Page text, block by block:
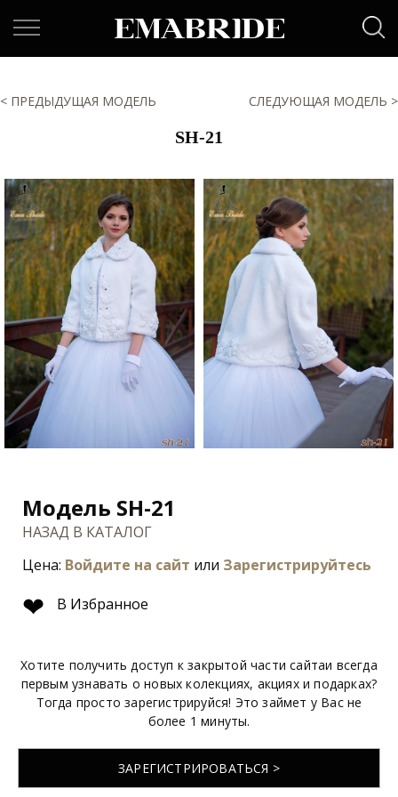
< ПРЕДЫДУЩАЯ МОДЕЛЬ СЛЕДУЮЩАЯ МОДЕЛЬ >
SH-21
Модель SH-21
НАЗАД В КАТАЛОГ
Цена: Войдите на сайт или Зарегистрируйтесь
❤ В Избранное
Хотите получить доступ к закрытой части сайтаи всегда
первым узнавать о новых колекциях, акциях и подарках?
Тогда просто зарегистрируйся! Это займет у Вас не
более 1 минуты.
ЗАРЕГИСТРИРОВАТЬСЯ >